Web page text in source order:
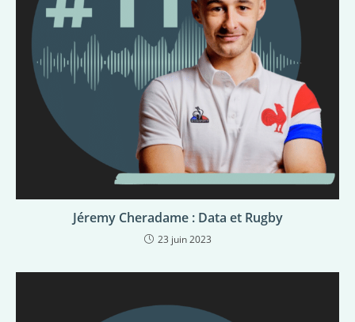
Jéremy Cheradame : Data et Rugby
23 juin 2023